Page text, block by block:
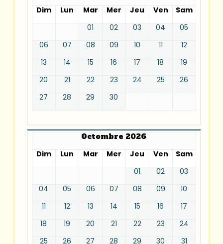
Dim
Lun Mar Mer Jeu Ven
Sam
01
02 03 04
05
06
07 08 09 10 11
12
13
14 15 16 17 18
19
20
21 22 23 24 25
26
27
28 29 30
Octombre 2026
Dim
Lun Mar Mer Jeu Ven
Sam
01
02
03
04
05 06 07 08 09
10
11
12 13 14 15 16
17
18
19 20 21 22 23
24
25
26 27 28 29 30 31